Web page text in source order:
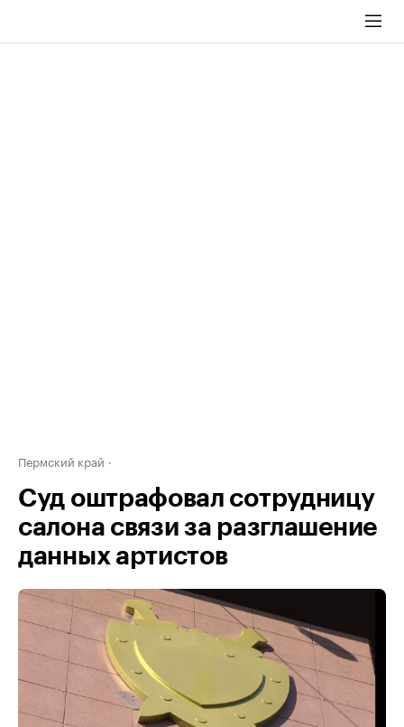
Пермский край
Суд оштрафовал сотрудницу
салона связи за разглашение
данных артистов